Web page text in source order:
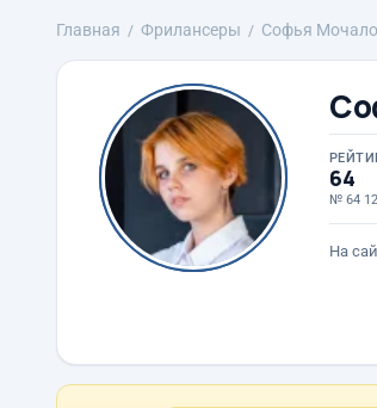
Главная Фрилансеры Софья
64
№ 64
На